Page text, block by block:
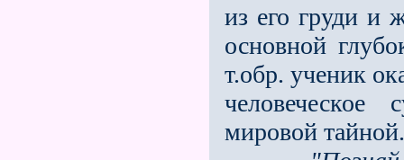
из его груди и
основной
т.обр. ученик
человеческое
мировой тайной.